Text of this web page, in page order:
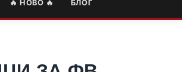
🔥 НОВО 🔥 БЛОГ